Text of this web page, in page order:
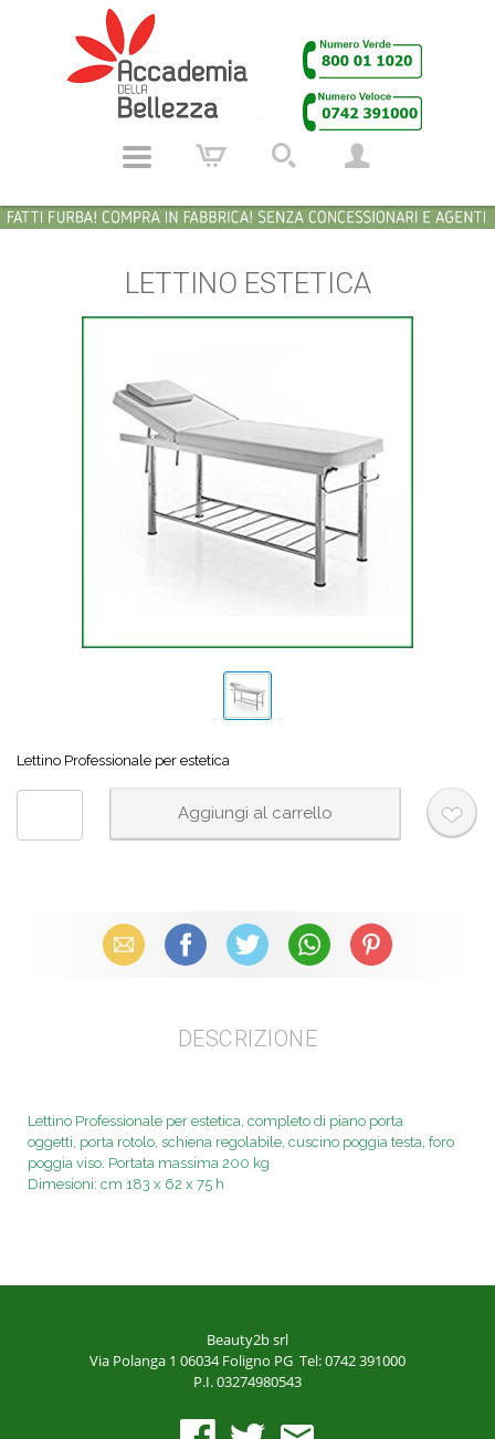
LETTINO ESTETICA
Lettino Professionale per estetica
Email Facebook X (Twitter) WhatsAppPinterest
DESCRIZIONE
Lettino Professionale per estetica, completo di piano porta
oggetti, porta rotolo, schiena regolabile, cuscino poggia testa, foro
poggia viso. Portata massima 200 kg
Dimesioni: cm 183 x 62 x 75 h
Beauty2b srl
Via Polanga 1 06034 Foligno PG Tel: 0742 391000
P.I. 03274980543